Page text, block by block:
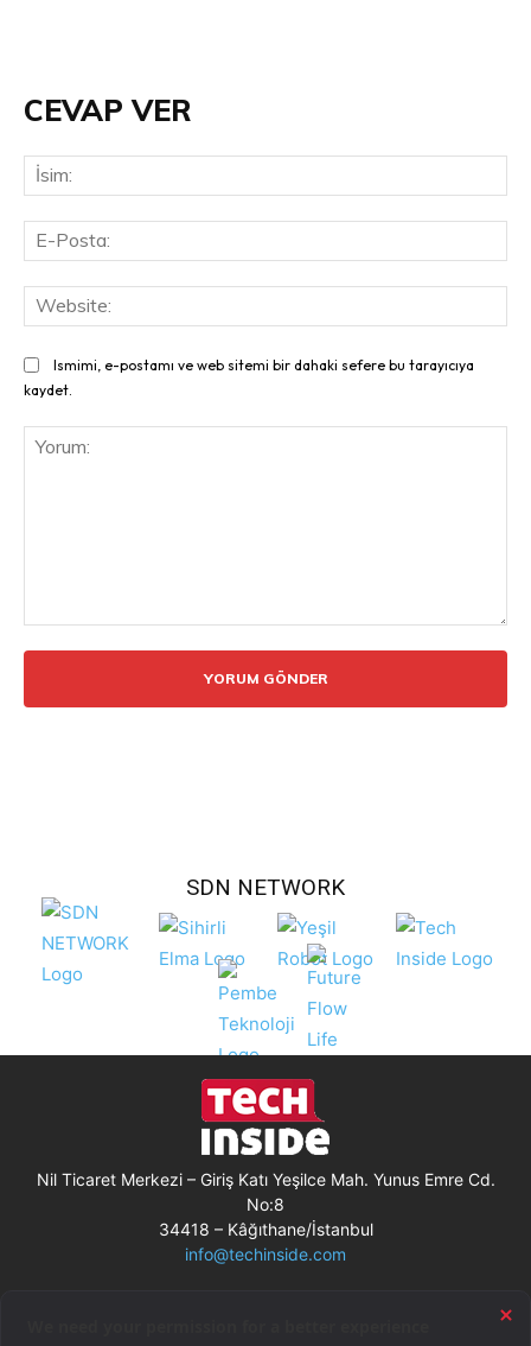
CEVAP VER
Ismimi, e-postamı ve web sitemi bir dahaki sefere bu tarayıcıya
kaydet.
SDN NETWORK
Nil Ticaret Merkezi – Giriş Katı Yeşilce Mah. Yunus Emre Cd.
No:8
34418 – Kâğıthane/İstanbul
info@techinside.com